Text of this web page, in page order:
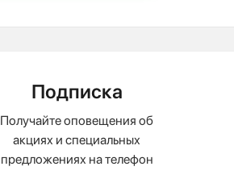
Подписка
Получайте оповещения об
акциях и специальных
предложениях на телефон